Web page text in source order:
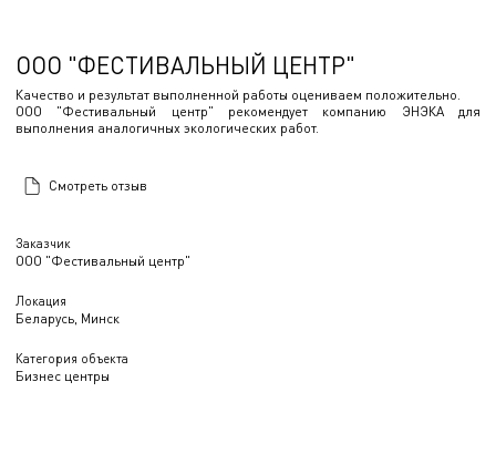
Заказчик
ООО "Фестивальный центр"
Локация
Беларусь, Минск
Категория объекта
Бизнес центры
ООО "ФЕСТИВАЛЬНЫЙ ЦЕНТР"
Качество и результат выполненной работы оцениваем положительно.
ООО "Фестивальный центр" рекомендует компанию ЭНЭКА для
выполнения аналогичных экологических работ.
Смотреть отзыв